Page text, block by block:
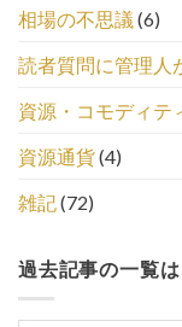
相場の不思議 (6)
読者質問に管理人
資源・コモディテ
資源通貨(4)
雑記(72)
過去記事の一覧